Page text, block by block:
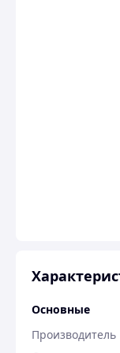
Основные
Производитель